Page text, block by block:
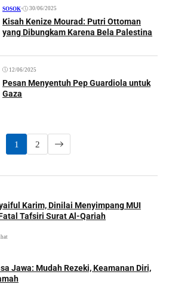
SOSOK• 30/06/2025
Kisah Kenize Mourad: Putri Ottoman
yang Dibungkam Karena Bela Palestina
12/06/2025
Pesan Menyentuh Pep Guardiola untuk
Gaza
1 2
Karim, Dinilai Menyimpang MUI
Tafsiri Surat Al-Qariah
Jawa: Mudah Rezeki, Keamanan Diri,